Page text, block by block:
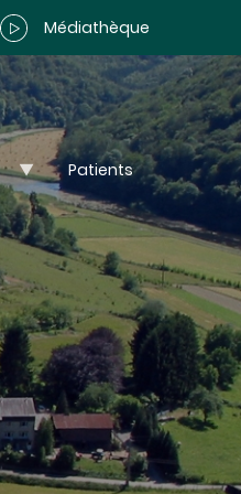
Médiathèque
Patients